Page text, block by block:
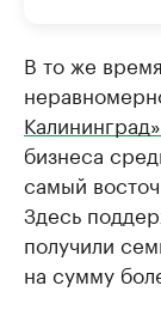
В то же
Калининград»
бизнеса
самый
Здесь
получили
на сумму